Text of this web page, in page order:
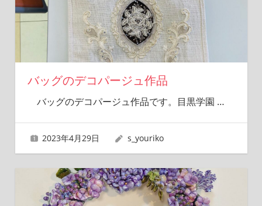
バッグのデコパージュ作品
バッグのデコパージュ作品です。目黒学園 …
2023年4月29日 s_youriko